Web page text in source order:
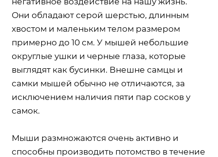
Они обладают серой шерстью, длинным
хвостом и маленьким телом размером
примерно до 10 см. У мышей небольшие
округлые ушки и черные глаза, которые
выглядят как бусинки. Внешне самцы и
самки мышей обычно не отличаются, за
исключением наличия пяти пар сосков у
самок.
Мыши размножаются очень активно и
способны производить потомство в течение